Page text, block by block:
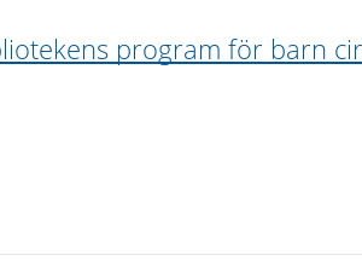
program för barn